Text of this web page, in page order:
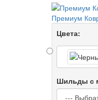
Премиум
Цвета:
Шильды с